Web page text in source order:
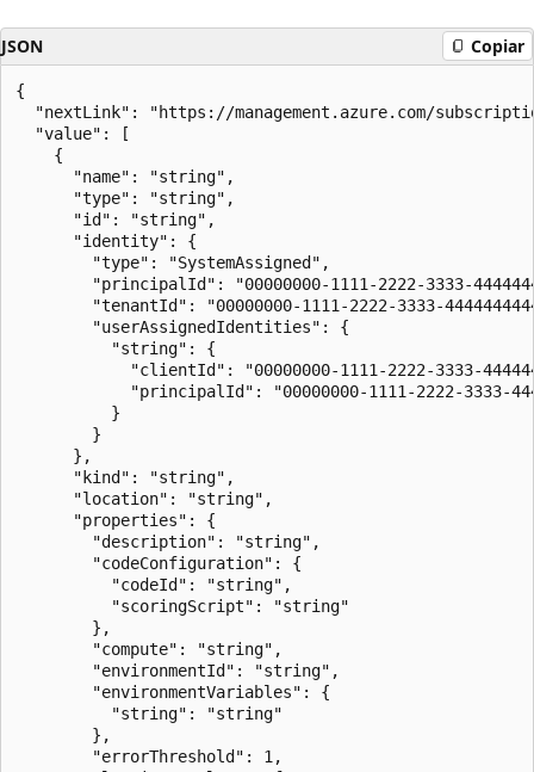
JSON Copiar
{
"nextLink": "https://management.azure.com/
  "value": [
    {
      "name": "string",
      "type": "string",
      "id": "string",
      "identity": {
        "type": "SystemAssigned",
"principalId": "00000000-1111-2222-3333-
"tenantId": "00000000-1111-2222-3333-
        "userAssignedIdentities": {
          "string": {
"clientId": "00000000-1111-2222-3333-
"principalId": "00000000-1111-2222-3333-
          }
        }
      },
      "kind": "string",
      "location": "string",
      "properties": {
        "description": "string",
        "codeConfiguration": {
          "codeId": "string",
          "scoringScript": "string"
        },
        "compute": "string",
        "environmentId": "string",
        "environmentVariables": {
          "string": "string"
        },
        "errorThreshold": 1,